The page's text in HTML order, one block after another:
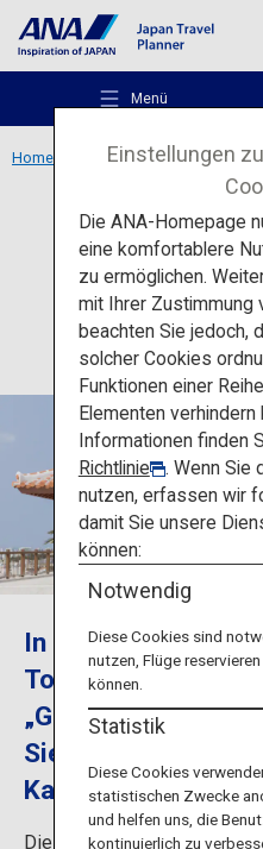
Menü
Empfohlene Orte
Reiseideen
Reiseziele
Reiseinformationen
Home Region Okinawa Okinawa
Kultur
Okinawa
In der Okinawa
Tomigusuku,
„Geburtsstätte des
Sie mehr über die
Kampfkunst.
Die Okinawa Karate Kaikan
Einstellungen
Die ANA-Homepage
eine komfortablere
zu ermöglichen.
mit Ihrer Zustimmung
beachten Sie jedoch,
solcher Cookies
Funktionen einer
Elementen verhindern
Informationen finden
Richtlinie
. Wenn Sie
nutzen, erfassen wir
damit Sie unsere
können:
Notwendig
Diese Cookies sind
nutzen, Flüge
können.
Statistik
Diese Cookies
statistischen Zwecke
und helfen uns, die
kontinuierlich zu